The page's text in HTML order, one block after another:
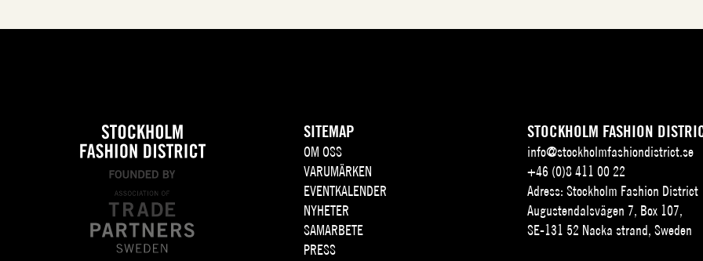
SITEMAP
OM OSS
VARUMÄRKEN
EVENTKALENDER
NYHETER
SAMARBETE
PRESS
STOCKHOLM FASHION
info@stockholmfashiondistrict.se
+46 (0)8 411 00 22
Adress: Stockholm Fashion District
Augustendalsvägen 7, Box 107,
SE-131 52 Nacka strand, Sweden